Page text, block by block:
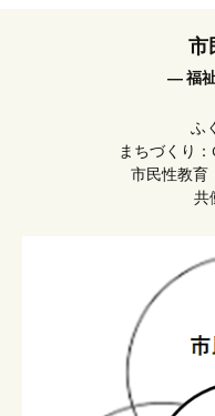
市
― 福
ふ
まちづくり
市民性教育
共